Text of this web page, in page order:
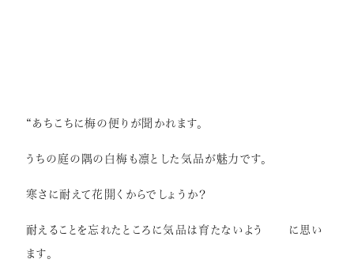
根管治療
“あちこちに梅の便りが聞かれます。
うちの庭の隅の白梅も凛とした気品が魅力です。
寒さに耐えて花開くからでしょうか？
耐えることを忘れたところに気品は育たないよう に思い
ます。